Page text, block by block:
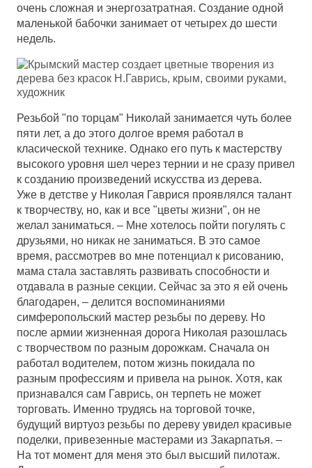
очень сложная и энергозатратная. Создание одной
маленькой бабочки занимает от четырех до шести
недель.
Резьбой "по торцам" Николай занимается чуть более
пяти лет, а до этого долгое время работал в
класической технике. Однако его путь к мастерству
высокого уровня шел через тернии и не сразу привел
к созданию произведений искусства из дерева.
Уже в детстве у Николая Гаврися проявлялся талант
к творчеству, но, как и все "цветы жизни", он не
желал заниматься. – Мне хотелось пойти погулять с
друзьями, но никак не заниматься. В это самое
время, рассмотрев во мне потенциал к рисованию,
мама стала заставлять развивать способности и
отдавала в разные секции. Сейчас за это я ей очень
благодарен, – делится воспоминаниями
симферопольский мастер резьбы по дереву. Но
после армии жизненная дорога Николая разошлась
с творчеством по разным дорожкам. Сначала он
работал водителем, потом жизнь покидала по
разным профессиям и привела на рынок. Хотя, как
признавался сам Гаврись, он терпеть не может
торговать. Именно трудясь на торговой точке,
будущий виртуоз резьбы по дереву увидел красивые
поделки, привезенные мастерами из Закарпатья. –
На тот момент для меня это был высший пилотаж.